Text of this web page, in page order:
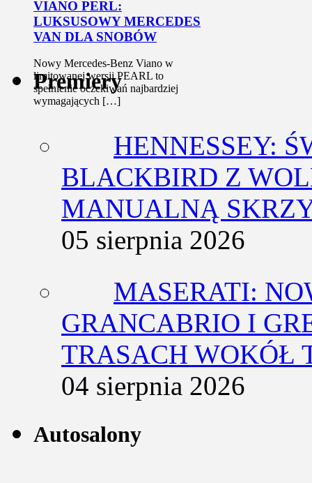
VIANO PERL:
LUKSUSOWY MERCEDES
VAN DLA SNOBÓW
Nowy Mercedes-Benz Viano w
limitowanej wersji PEARL to
spełnienie oczekiwań najbardziej
wymagających […]
Premiery
HENNESSEY:
BLACKBIRD Z
MANUALNĄ
05 sierpnia 2026
MASERATI:
GRANCABRIO I
TRASACH WOKÓŁ
04 sierpnia 2026
Autosalony